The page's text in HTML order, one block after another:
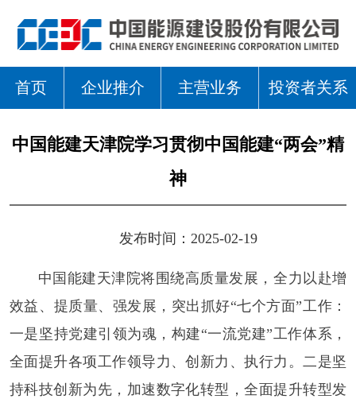
首页 企业推介 主营业务 投资者关系
中国能建天津院学习贯彻中国能建“两会”精
神
发布时间：2025-02-19
中国能建天津院将围绕高质量发展，全力以赴增
效益、提质量、强发展，突出抓好“七个方面”工作：
一是坚持党建引领为魂，构建“一流党建”工作体系，
全面提升各项工作领导力、创新力、执行力。二是坚
持科技创新为先，加速数字化转型，全面提升转型发